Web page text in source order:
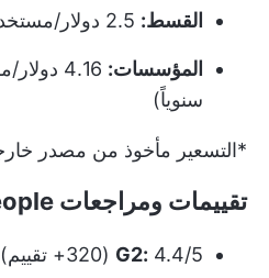
القسط:
المؤسسات:
4.16
سنوياً)
*التسعير مأخوذ من مصدر
تقييمات ومراجعات Zoho People:
G2: 4.4/5 (320+ تقييم)